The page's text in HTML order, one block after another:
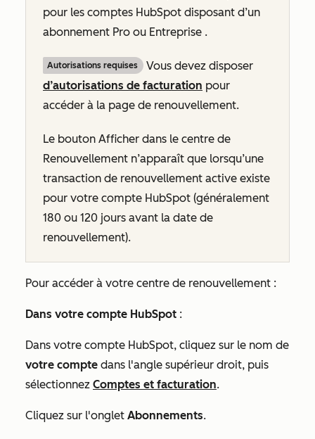
pour les comptes HubSpot disposant d’un
abonnement Pro ou Entreprise .
Autorisations requises
Vous devez disposer
d’autorisations de facturation pour
accéder à la page de renouvellement.
Le bouton Afficher dans le centre de
Renouvellement n’apparaît que lorsqu’une
transaction de renouvellement active existe
pour votre compte HubSpot (généralement
180 ou 120 jours avant la date de
renouvellement).
Pour accéder à votre centre de renouvellement :
Dans votre compte HubSpot :
Dans votre compte HubSpot, cliquez sur le nom de
votre compte dans l'angle supérieur droit, puis
sélectionnez Comptes et facturation.
Cliquez sur l'onglet Abonnements.